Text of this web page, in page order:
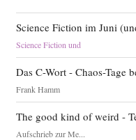
Science Fiction im Juni
Science Fiction und
Das C-Wort - Chaos-Tage
Frank Hamm
The good kind of weird -
Aufschrieb zur Me...